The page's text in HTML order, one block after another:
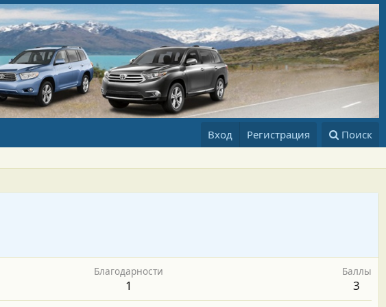
Вход Регистрация Поиск
Благодарности
1
Баллы
3